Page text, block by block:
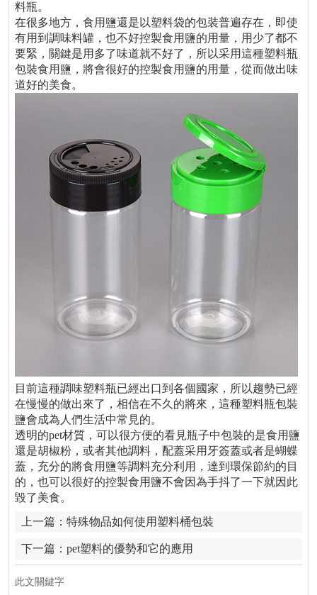
料瓶。
在很多地方，食用鹽還是以塑料袋的包裝普遍存在，即使
有用到調味料罐，也不好控製食用鹽的用量，用少了都不
要緊，關鍵是用多了味道就不好了，所以采用這種塑料瓶
包裝食用鹽，將會很好的控製食用鹽的用量，從而做出味
道好的美食。
目前這種調味塑料瓶已經出口到各個國家，所以趨勢已經
在慢慢的做出來了，相信在不久的將來，這種塑料瓶包裝
鹽會成為人們生活中常見的。
透明的pet材質，可以很方便的看見瓶子中包裝的是食用鹽
還是胡椒粉，或者其他調料，配蓋采用牙簽蓋或者是蝴蝶
蓋，充分的將食用鹽等調料充分利用，達到環保節約的目
的，也可以很好的控製食用鹽不會因為手抖了一下就因此
毀了美食。
上一篇：特殊物品如何使用塑料桶包裝
下一篇：pet塑料的優勢和它的應用
此文關鍵字